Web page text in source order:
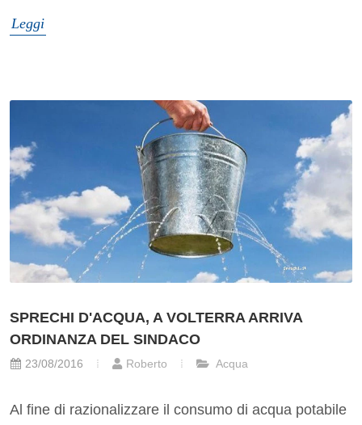
Leggi
SPRECHI D'ACQUA, A VOLTERRA ARRIVA
ORDINANZA DEL SINDACO
23/08/2016 Roberto Acqua
Al fine di razionalizzare il consumo di acqua potabile